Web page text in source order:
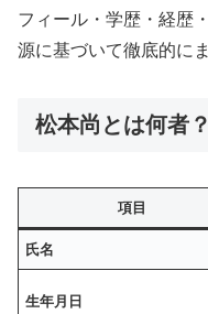
フィール・学歴・経歴
源に基づいて徹底的に
松本尚とは何者
項目
氏名
生年月日